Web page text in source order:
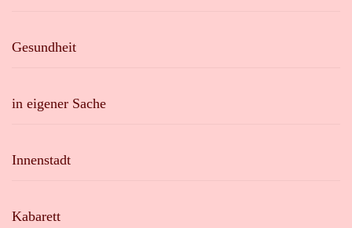
Gesundheit
in eigener Sache
Innenstadt
Kabarett